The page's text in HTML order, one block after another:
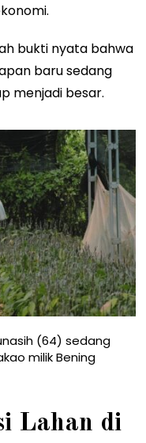
bukti nyata bahwa
baru sedang
menjadi besar.
(64) sedang
milik Bening
Lahan di